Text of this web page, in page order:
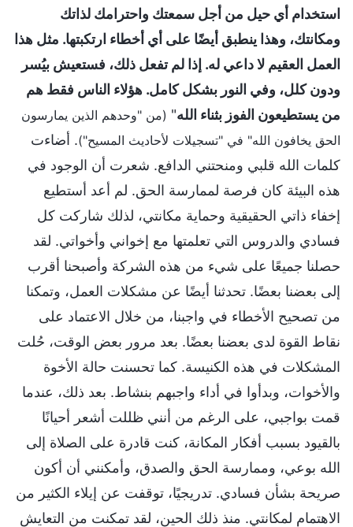
استخدام أي حيل من أجل سمعتك واحترامك لذاتك
ومكانتك، وهذا ينطبق أيضًا على أي أخطاء ارتكبتها. مثل هذا
العمل العقيم لا داعي له. إذا لم تفعل ذلك، فستعيش بيُسر
ودون كلل، وفي النور بشكل كامل. هؤلاء الناس فقط هم
من يستطيعون الفوز بثناء الله" (من "وحدهم الذين يمارسون
الحق يخافون الله" في "تسجيلات لأحاديث المسيح"). أضاءت
كلمات الله قلبي ومنحتني الدافع. شعرت أن الوجود في
هذه البيئة كان فرصة لممارسة الحق. لم أعد أستطيع
إخفاء ذاتي الحقيقية وحماية مكانتي، لذلك شاركت كل
فسادي والدروس التي تعلمتها مع إخواني وأخواتي. لقد
حصلنا جميعًا على شيء من هذه الشركة وأصبحنا أقرب
إلى بعضنا بعضًا. تحدثنا أيضًا عن مشكلات العمل، وتمكنا
من تصحيح الأخطاء في واجبنا، من خلال الاعتماد على
نقاط القوة لدى بعضنا بعضًا. بعد مرور بعض الوقت، حُلت
المشكلات في هذه الكنيسة. كما تحسنت حالة الأخوة
والأخوات، وبدأوا في أداء واجبهم بنشاط. بعد ذلك، عندما
قمت بواجبي، على الرغم من أنني ظللت أشعر أحيانًا
بالقيود بسبب أفكار المكانة، كنت قادرة على الصلاة إلى
الله بوعي، وممارسة الحق والصدق، وأمكنني أن أكون
صريحة بشأن فسادي. تدريجيًا، توقفت عن إيلاء الكثير من
الاهتمام لمكانتي. منذ ذلك الحين، لقد تمكنت من التعايش